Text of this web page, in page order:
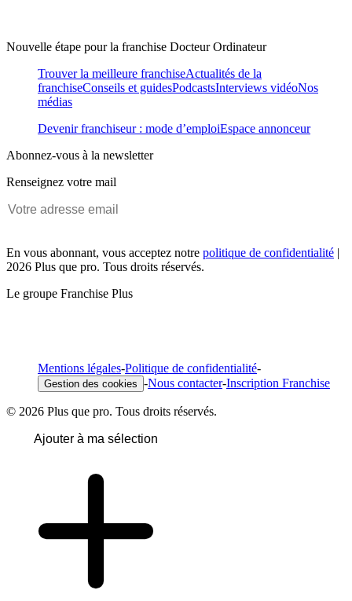
Nouvelle étape pour la franchise Docteur Ordinateur
Trouver la meilleure franchiseActualités de la
franchiseConseils et guidesPodcastsInterviews vidéoNos
médias
Devenir franchiseur : mode d’emploiEspace annonceur
Abonnez-vous à la newsletter
Renseignez votre mail
En vous abonnant, vous acceptez notre politique de confidentialité |
2026 Plus que pro. Tous droits réservés.
Le groupe Franchise Plus
Mentions légales-Politique de confidentialité-
Gestion des cookies -Nous contacter-Inscription Franchise
© 2026 Plus que pro. Tous droits réservés.
Ajouter à ma sélection